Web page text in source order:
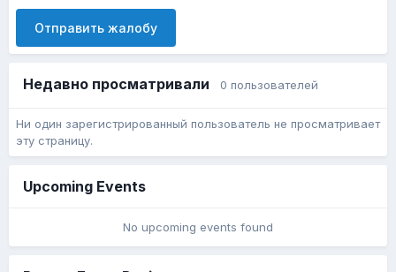
Отправить жалобу
Недавно просматривали 0 пользователей
Ни один зарегистрированный пользователь не просматривает
эту страницу.
Upcoming Events
No upcoming events found